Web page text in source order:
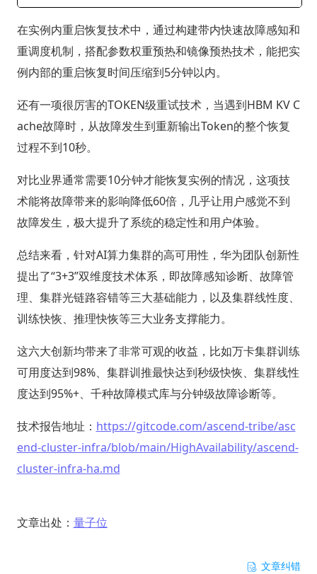
在实例内重启恢复技术中，通过构建带内快速故障感知和
重调度机制，搭配参数权重预热和镜像预热技术，能把实
例内部的重启恢复时间压缩到5分钟以内。
还有一项很厉害的TOKEN级重试技术，当遇到HBM KV C
ache故障时，从故障发生到重新输出Token的整个恢复
过程不到10秒。
对比业界通常需要10分钟才能恢复实例的情况，这项技
术能将故障带来的影响降低60倍，几乎让用户感觉不到
故障发生，极大提升了系统的稳定性和用户体验。
总结来看，针对AI算力集群的高可用性，华为团队创新性
提出了“3+3”双维度技术体系，即故障感知诊断、故障管
理、集群光链路容错等三大基础能力，以及集群线性度、
训练快恢、推理快恢等三大业务支撑能力。
这六大创新均带来了非常可观的收益，比如万卡集群训练
可用度达到98%、集群训推最快达到秒级快恢、集群线性
度达到95%+、千种故障模式库与分钟级故障诊断等。
技术报告地址： https://gitcode.com/ascend-tribe/asc
end-cluster-infra/blob/main/HighAvailability/ascend-
cluster-infra-ha.md
文章出处： 量子位
文章纠错